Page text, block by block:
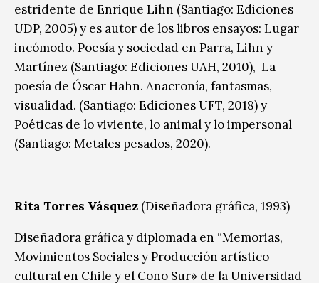
estridente de Enrique Lihn (Santiago: Ediciones
UDP, 2005) y es autor de los libros ensayos: Lugar
incómodo. Poesía y sociedad en Parra, Lihn y
Martínez (Santiago: Ediciones UAH, 2010), La
poesía de Óscar Hahn. Anacronía, fantasmas,
visualidad. (Santiago: Ediciones UFT, 2018) y
Poéticas de lo viviente, lo animal y lo impersonal
(Santiago: Metales pesados, 2020).
Rita Torres Vásquez (Diseñadora gráfica, 1993)
Diseñadora gráfica y diplomada en “Memorias,
Movimientos Sociales y Producción artístico-
cultural en Chile y el Cono Sur» de la Universidad